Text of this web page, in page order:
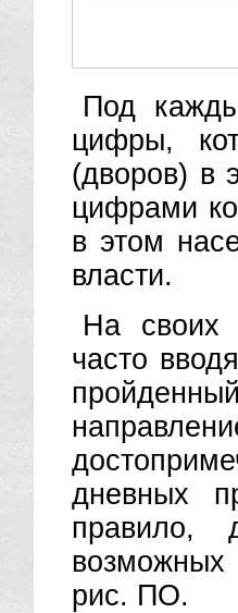
Под
цифры,
(дворов) в
цифрами
в этом
власти.
На своих
часто
дневных
правило,
возможных
рис. ПО.